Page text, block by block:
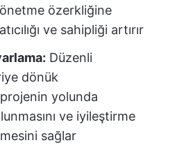
özerkliğine
ve sahipliği artırır
Düzenli
dönük
yolunda
ve iyileştirme
sağlar